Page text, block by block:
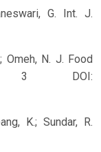
G. Int. J.
Omeh, N. J. Food
45, 3 DOI:
K.; Sundar, R.